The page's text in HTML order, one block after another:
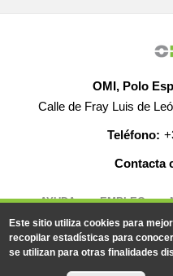
OMI, Polo
Calle de Fray Luis de
Teléfono:
Contacta
© 2019-2026 -
AYUDA EMPLEO
Este sitio utiliza cookies para
recopilar estadísticas para
se utilizan para otras finalidades